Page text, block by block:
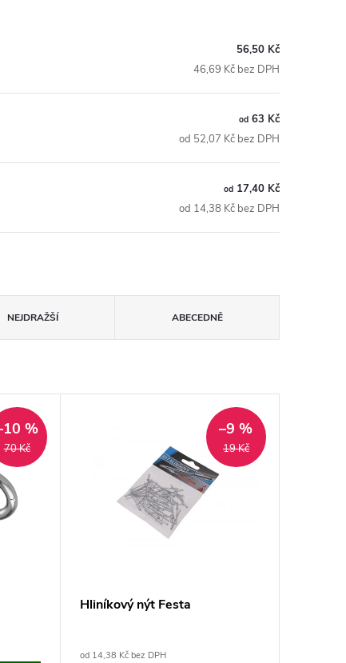
56,50 Kč
46,69 Kč bez DPH
od 63 Kč
od 52,07 Kč bez DPH
od 17,40 Kč
od 14,38 Kč bez DPH
NEJDRAŽŠÍ ABECEDNĚ
70 Kč
%
19 Kč
–9 %
Hliníkový nýt Festa
od 14,38 Kč bez DPH